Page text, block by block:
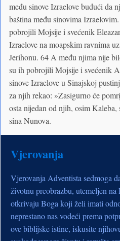
među sinove Izraelove budući da
baština među sinovima
pobrojili Mojsije i svećenik
Izraelove na moapskim ravnima
Jerihonu. 64 A među njima nije
su ih pobrojili Mojsije i svećenik
sinove Izraelove u Sinajskoj
za njih rekao: »Zasigurno će
osta nijedan od njih, osim Kaleba,
sina Nunova.
Vjerovanja
Vjerovanja Adventista sedmoga
životnu preobrazbu, utemeljen
otkrivaju Boga koji želi imati
neprestano nas vodeći prema
ove biblijske istine, iskusite